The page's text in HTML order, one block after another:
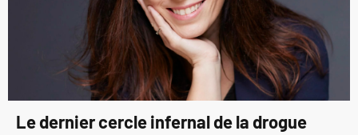
Le dernier cercle infernal de la drogue